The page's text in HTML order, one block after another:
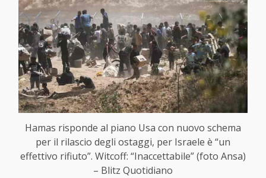
Hamas risponde al piano Usa con nuovo schema
per il rilascio degli ostaggi, per Israele è “un
effettivo rifiuto”. Witcoff: “Inaccettabile” (foto Ansa)
– Blitz Quotidiano